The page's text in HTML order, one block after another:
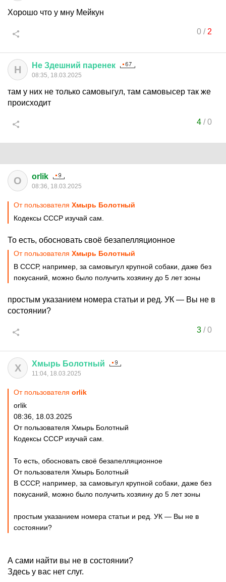
Хорошо что у мну Мейкун
0/ 2
Н Не Здешний паренек
08:35, 18.03.2025
там у них не только самовыгул, там самовысер так же
происходит
4/0
O orlik
08:36, 18.03.2025
От пользователя Хмырь Болотный
Кодексы СССР изучай сам.
То есть, обосновать своё безапелляционное
От пользователя Хмырь Болотный
В СССР, например, за самовыгул крупной собаки, даже без
покусаний, можно было получить хозяину до 5 лет зоны
простым указанием номера статьи и ред. УК — Вы не в
состоянии?
3/0
Х Хмырь Болотный
11:04, 18.03.2025
От пользователя orlik
orlik
08:36, 18.03.2025
От пользователя Хмырь Болотный
Кодексы СССР изучай сам.
То есть, обосновать своё безапелляционное
От пользователя Хмырь Болотный
В СССР, например, за самовыгул крупной собаки, даже без
покусаний, можно было получить хозяину до 5 лет зоны
простым указанием номера статьи и ред. УК — Вы не в
состоянии?
А сами найти вы не в состоянии?
Здесь у вас нет слуг.